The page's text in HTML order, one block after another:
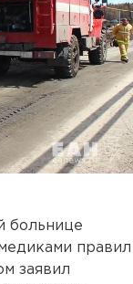
больнице
правил
заявил